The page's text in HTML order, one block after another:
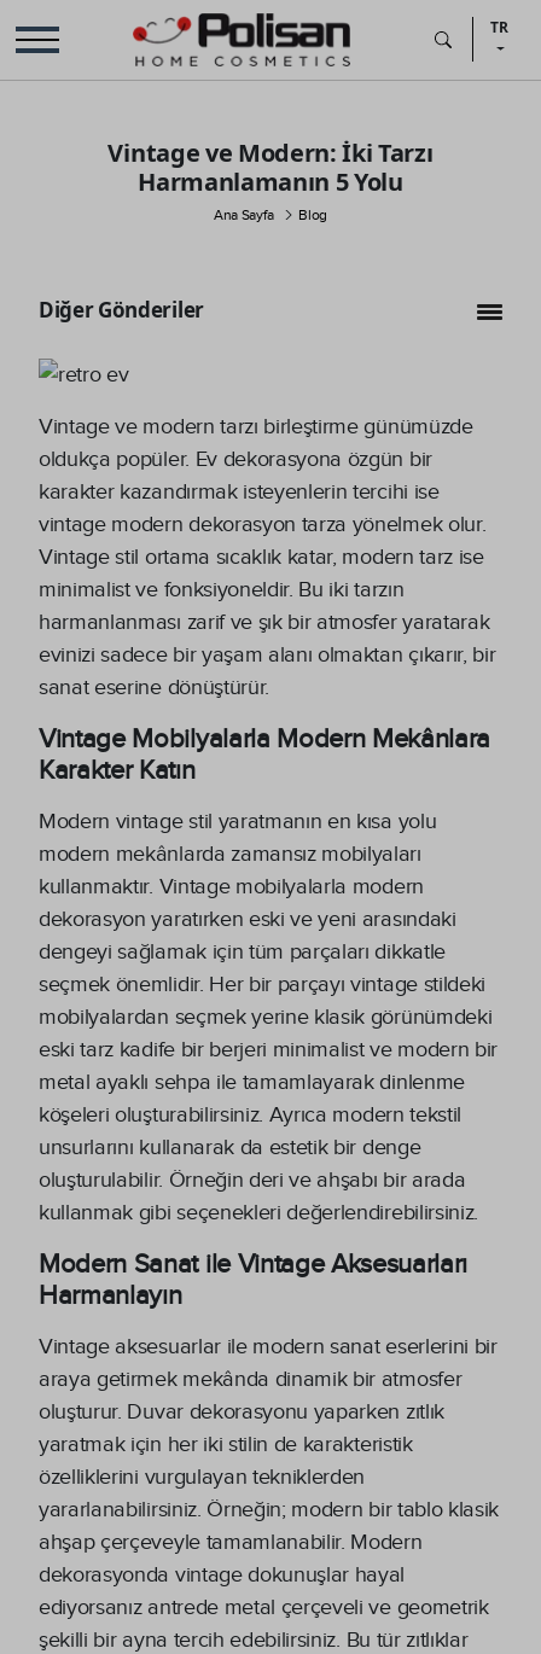
TR
Vintage ve Modern: İki Tarzı
Harmanlamanın 5 Yolu
Ana Sayfa Blog
Diğer Gönderiler
Vintage ve modern tarzı birleştirme günümüzde
oldukça popüler. Ev dekorasyona özgün bir
karakter kazandırmak isteyenlerin tercihi ise
vintage modern dekorasyon tarza yönelmek olur.
Vintage stil ortama sıcaklık katar, modern tarz ise
minimalist ve fonksiyoneldir. Bu iki tarzın
harmanlanması zarif ve şık bir atmosfer yaratarak
evinizi sadece bir yaşam alanı olmaktan çıkarır, bir
sanat eserine dönüştürür.
Vintage Mobilyalarla Modern Mekânlara
Karakter Katın
Modern vintage stil yaratmanın en kısa yolu
modern mekânlarda zamansız mobilyaları
kullanmaktır. Vintage mobilyalarla modern
dekorasyon yaratırken eski ve yeni arasındaki
dengeyi sağlamak için tüm parçaları dikkatle
seçmek önemlidir. Her bir parçayı vintage stildeki
mobilyalardan seçmek yerine klasik görünümdeki
eski tarz kadife bir berjeri minimalist ve modern bir
metal ayaklı sehpa ile tamamlayarak dinlenme
köşeleri oluşturabilirsiniz. Ayrıca modern tekstil
unsurlarını kullanarak da estetik bir denge
oluşturulabilir. Örneğin deri ve ahşabı bir arada
kullanmak gibi seçenekleri değerlendirebilirsiniz.
Modern Sanat ile Vintage Aksesuarları
Harmanlayın
Vintage aksesuarlar ile modern sanat eserlerini bir
araya getirmek mekânda dinamik bir atmosfer
oluşturur. Duvar dekorasyonu yaparken zıtlık
yaratmak için her iki stilin de karakteristik
özelliklerini vurgulayan tekniklerden
yararlanabilirsiniz. Örneğin; modern bir tablo klasik
ahşap çerçeveyle tamamlanabilir. Modern
dekorasyonda vintage dokunuşlar hayal
ediyorsanız antrede metal çerçeveli ve geometrik
şekilli bir ayna tercih edebilirsiniz. Bu tür zıtlıklar